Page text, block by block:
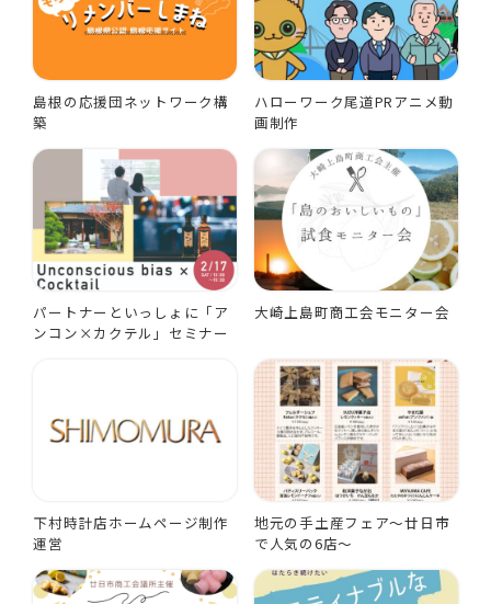
島根の応援団ネットワーク構
築
ハローワーク尾道PRアニメ動
画制作
パートナーといっしょに「ア
ンコン×カクテル」セミナー
大崎上島町商工会モニター会
下村時計店ホームページ制作
運営
地元の手土産フェア～廿日市
で人気の6店～